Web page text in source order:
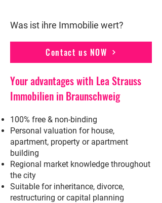
Was ist ihre Immobilie wert?
Contact us NOW
Your advantages with Lea Strauss
Immobilien in Braunschweig
100% free & non-binding
Personal valuation for house,
apartment, property or apartment
building
Regional market knowledge throughout
the city
Suitable for inheritance, divorce,
restructuring or capital planning